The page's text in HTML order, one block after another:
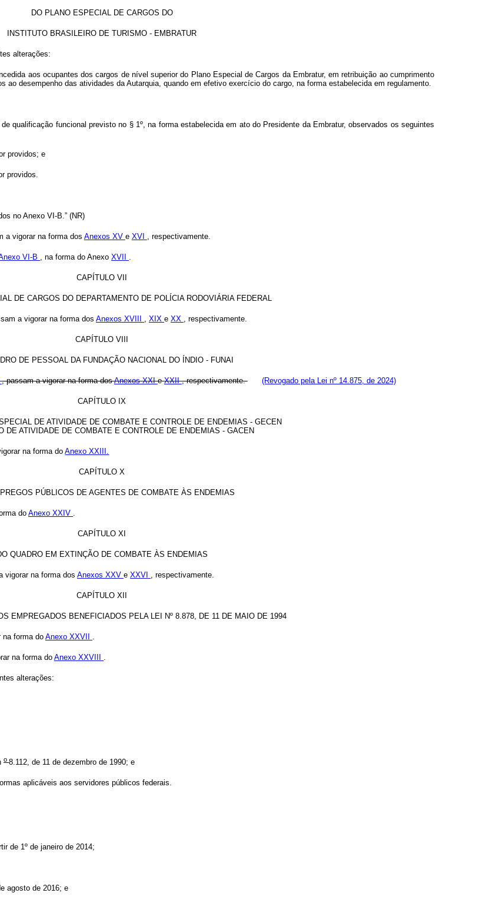
DO PLANO ESPECIAL DE CARGOS DO
INSTITUTO BRASILEIRO DE TURISMO - EMBRATUR
alterações:
aos ocupantes dos cargos de nível superior do Plano Especial de Cargos da Embratur, em retribuição ao cumprimento
desempenho das atividades da Autarquia, quando em efetivo exercício do cargo, na forma estabelecida em regulamento.
qualificação funcional previsto no § 1º, na forma estabelecida em ato do Presidente da Embratur, observados os seguintes
providos; e
providos.
no Anexo VI-B.” (NR)
a vigorar na forma dos Anexos XV e XVI , respectivamente.
VI-B , na forma do Anexo XVII .
CAPÍTULO VII
DE CARGOS DO DEPARTAMENTO DE POLÍCIA RODOVIÁRIA FEDERAL
a vigorar na forma dos Anexos XVIII , XIX e XX , respectivamente.
CAPÍTULO VIII
DE PESSOAL DA FUNDAÇÃO NACIONAL DO ÍNDIO - FUNAI
, passam a vigorar na forma dosAnexos XXIeXXII, respectivamente. (Revogado pela Lei nº 14.875, de 2024)
CAPÍTULO IX
DE ATIVIDADE DE COMBATE E CONTROLE DE ENDEMIAS - GECEN
DE ATIVIDADE DE COMBATE E CONTROLE DE ENDEMIAS - GACEN
na forma doAnexo XXIII.
CAPÍTULO X
PÚBLICOS DE AGENTES DE COMBATE ÀS ENDEMIAS
do Anexo XXIV .
CAPÍTULO XI
QUADRO EM EXTINÇÃO DE COMBATE ÀS ENDEMIAS
vigorar na forma dos Anexos XXV e XXVI , respectivamente.
CAPÍTULO XII
EMPREGADOS BENEFICIADOS PELA LEI Nº 8.878, DE 11 DE MAIO DE 1994
na forma do Anexo XXVII .
na forma do Anexo XXVIII .
alterações:
o 8.112, de 11 de dezembro de 1990; e
aplicáveis aos servidores públicos federais.
de 1º de janeiro de 2014;
agosto de 2016; e